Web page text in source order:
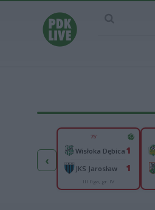
‹
Zawisza Bydgoszcz1
0
75'
Wisłoka Dębica 1
JKS Jarosław 1
III liga, gr. IV